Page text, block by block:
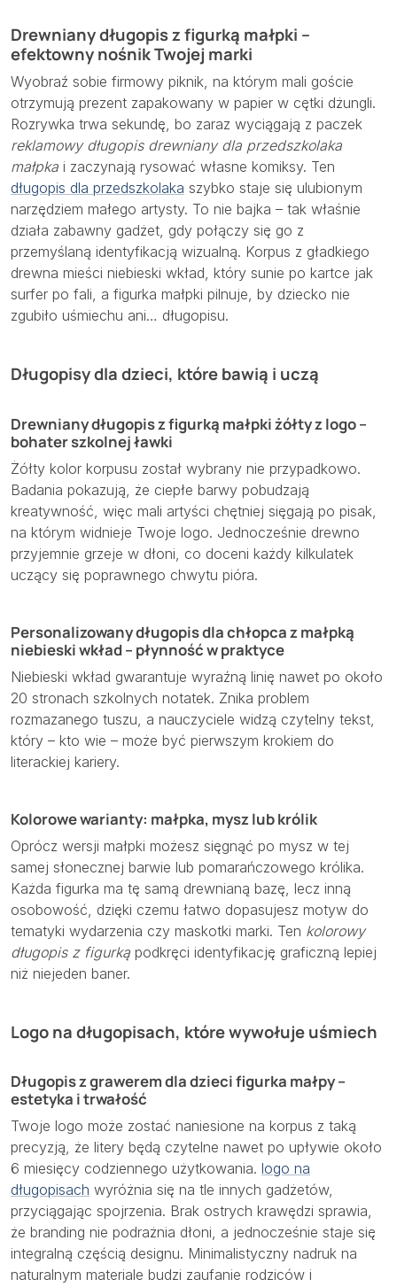
Drewniany długopis z figurką małpki –
efektowny nośnik Twojej marki
Wyobraź sobie firmowy piknik, na którym mali goście
otrzymują prezent zapakowany w papier w cętki dżungli.
Rozrywka trwa sekundę, bo zaraz wyciągają z paczek
reklamowy długopis drewniany dla przedszkolaka
małpka i zaczynają rysować własne komiksy. Ten
długopis dla przedszkolaka szybko staje się ulubionym
narzędziem małego artysty. To nie bajka – tak właśnie
działa zabawny gadżet, gdy połączy się go z
przemyślaną identyfikacją wizualną. Korpus z gładkiego
drewna mieści niebieski wkład, który sunie po kartce jak
surfer po fali, a figurka małpki pilnuje, by dziecko nie
zgubiło uśmiechu ani… długopisu.
Długopisy dla dzieci, które bawią i uczą
Drewniany długopis z figurką małpki żółty z logo –
bohater szkolnej ławki
Żółty kolor korpusu został wybrany nie przypadkowo.
Badania pokazują, że ciepłe barwy pobudzają
kreatywność, więc mali artyści chętniej sięgają po pisak,
na którym widnieje Twoje logo. Jednocześnie drewno
przyjemnie grzeje w dłoni, co doceni każdy kilkulatek
uczący się poprawnego chwytu pióra.
Personalizowany długopis dla chłopca z małpką
niebieski wkład – płynność w praktyce
Niebieski wkład gwarantuje wyraźną linię nawet po około
20 stronach szkolnych notatek. Znika problem
rozmazanego tuszu, a nauczyciele widzą czytelny tekst,
który – kto wie – może być pierwszym krokiem do
literackiej kariery.
Kolorowe warianty: małpka, mysz lub królik
Oprócz wersji małpki możesz sięgnąć po mysz w tej
samej słonecznej barwie lub pomarańczowego królika.
Każda figurka ma tę samą drewnianą bazę, lecz inną
osobowość, dzięki czemu łatwo dopasujesz motyw do
tematyki wydarzenia czy maskotki marki. Ten kolorowy
długopis z figurką podkręci identyfikację graficzną lepiej
niż niejeden baner.
Logo na długopisach, które wywołuje uśmiech
Długopis z grawerem dla dzieci figurka małpy –
estetyka i trwałość
Twoje logo może zostać naniesione na korpus z taką
precyzją, że litery będą czytelne nawet po upływie około
6 miesięcy codziennego użytkowania. logo na
długopisach wyróżnia się na tle innych gadżetów,
przyciągając spojrzenia. Brak ostrych krawędzi sprawia,
że branding nie podrażnia dłoni, a jednocześnie staje się
integralną częścią designu. Minimalistyczny nadruk na
naturalnym materiale budzi zaufanie rodziców i